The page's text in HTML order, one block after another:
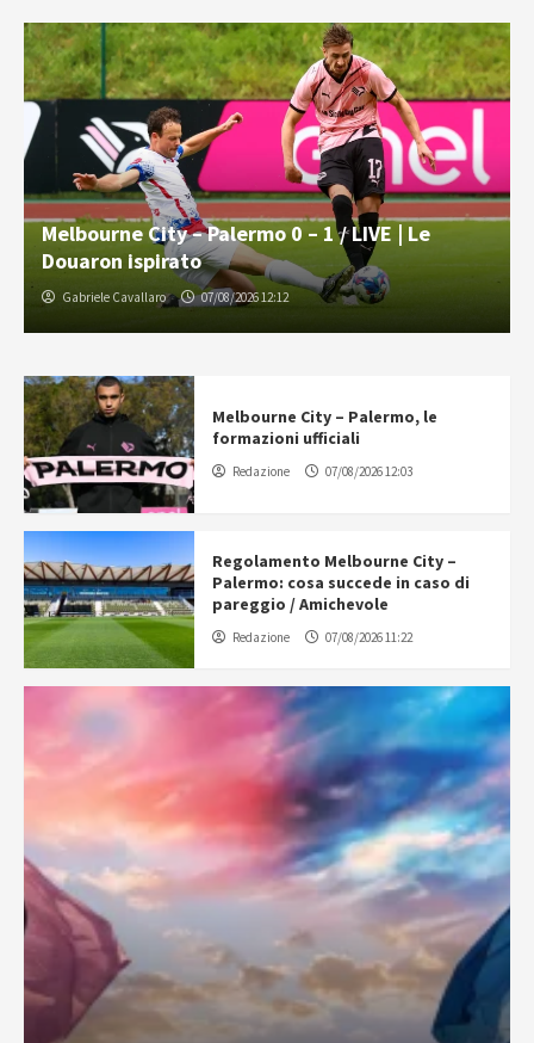
Melbourne City – Palermo 0 – 1 / LIVE | Le
Douaron ispirato
Gabriele Cavallaro 07/08/2026 12:12
Melbourne City – Palermo, le
formazioni ufficiali
Redazione 07/08/2026 12:03
Regolamento Melbourne City –
Palermo: cosa succede in caso di
pareggio / Amichevole
Redazione 07/08/2026 11:22